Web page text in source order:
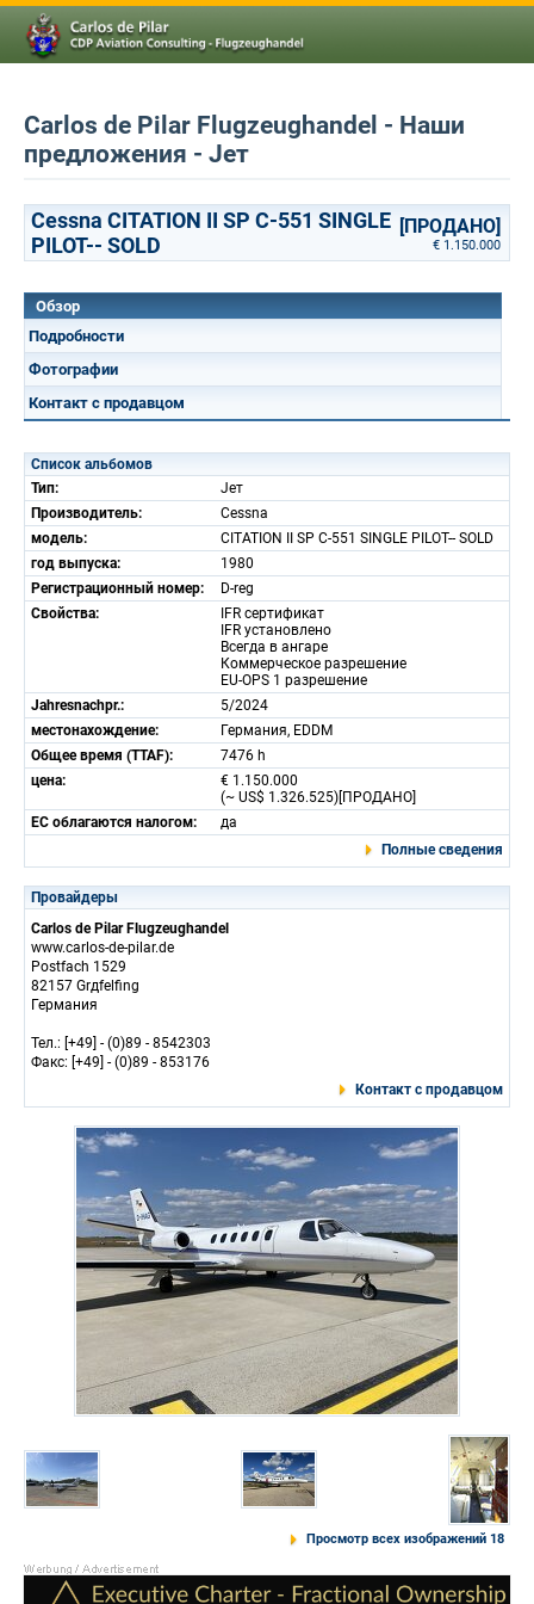
Carlos de Pilar Flugzeughandel - Наши
предложения - Jет
Cessna CITATION II SP C-551 SINGLE
PILOT-- SOLD
[ПРОДАНО]
€ 1.150.000
Обзор
Подробности
Фотографии
Контакт с продавцом
Список альбомов
Тип:
Jет
Производитель:
Cessna
модель:
CITATION II SP C-551 SINGLE PILOT-- SOLD
год выпуска:
1980
Регистрационный номер:
D-reg
Свойства:
IFR сертификат
IFR установлено
Всегда в ангаре
Коммерческое разрешение
EU-OPS 1 разрешение
Jahresnachpr.:
5/2024
местонахождение:
Германия, EDDM
Общее время (TTAF):
7476 h
цена:
€ 1.150.000
(~ US$ 1.326.525)[ПРОДАНО]
ЕС облагаются налогом:
да
Полные сведения
Провайдеры
Carlos de Pilar Flugzeughandel
www.carlos-de-pilar.de
Postfach 1529
82157 Grдfelfing
Германия
Тел.: [+49] - (0)89 - 8542303
Факс: [+49] - (0)89 - 853176
Контакт с продавцом
Просмотр всех изображений 18